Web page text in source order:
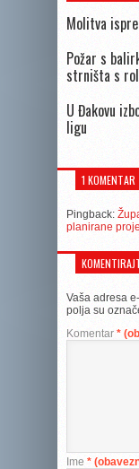
Molitva
Požar s
strništa s
U Đakovu
ligu
1 KOMENTAR
Pingback:
planirane
Vaša adresa
polja su
Komentar *
Ime *